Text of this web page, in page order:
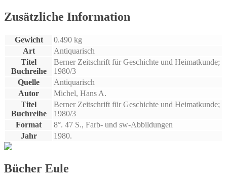
Zusätzliche Information
Gewicht
0.490 kg
Art
Antiquarisch
Titel
Buchreihe
Berner Zeitschrift für Geschichte und Heimatkunde;
1980/3
Quelle
Antiquarisch
Autor
Michel, Hans A.
Titel
Buchreihe
Berner Zeitschrift für Geschichte und Heimatkunde;
1980/3
Format
8°. 47 S., Farb- und sw-Abbildungen
Jahr
1980.
Bücher Eule